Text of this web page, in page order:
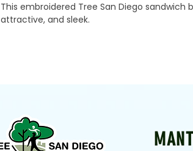
This embroidered Tree San Diego sandwich
attractive, and sleek.
MANT